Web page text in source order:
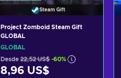
Steam Gift
Project Zomboid Steam Gift
GLOBAL
GLOBAL
Desde 22,52 US$ -60%
8,96 US$